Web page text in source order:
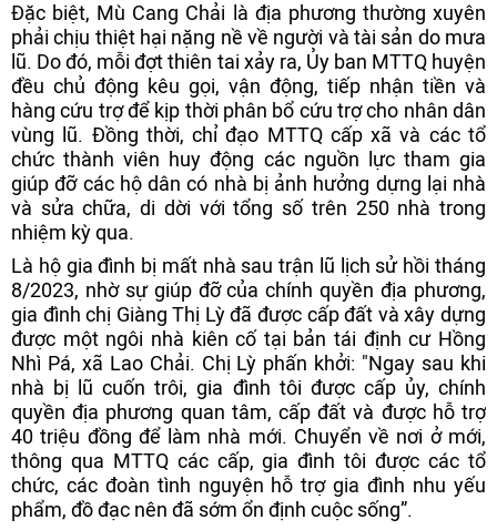
Đặc biệt, Mù Cang Chải là địa phương thường xuyên
phải chịu thiệt hại nặng nề về người và tài sản do mưa
lũ. Do đó, mỗi đợt thiên tai xảy ra, Ủy ban MTTQ huyện
đều chủ động kêu gọi, vận động, tiếp nhận tiền và
hàng cứu trợ để kịp thời phân bổ cứu trợ cho nhân dân
vùng lũ. Đồng thời, chỉ đạo MTTQ cấp xã và các tổ
chức thành viên huy động các nguồn lực tham gia
giúp đỡ các hộ dân có nhà bị ảnh hưởng dựng lại nhà
và sửa chữa, di dời với tổng số trên 250 nhà trong
nhiệm kỳ qua.
Là hộ gia đình bị mất nhà sau trận lũ lịch sử hồi tháng
8/2023, nhờ sự giúp đỡ của chính quyền địa phương,
gia đình chị Giàng Thị Lỳ đã được cấp đất và xây dựng
được một ngôi nhà kiên cố tại bản tái định cư Hồng
Nhì Pá, xã Lao Chải. Chị Lỳ phấn khởi: "Ngay sau khi
nhà bị lũ cuốn trôi, gia đình tôi được cấp ủy, chính
quyền địa phương quan tâm, cấp đất và được hỗ trợ
40 triệu đồng để làm nhà mới. Chuyển về nơi ở mới,
thông qua MTTQ các cấp, gia đình tôi được các tổ
chức, các đoàn tình nguyện hỗ trợ gia đình nhu yếu
phẩm, đồ đạc nên đã sớm ổn định cuộc sống”.